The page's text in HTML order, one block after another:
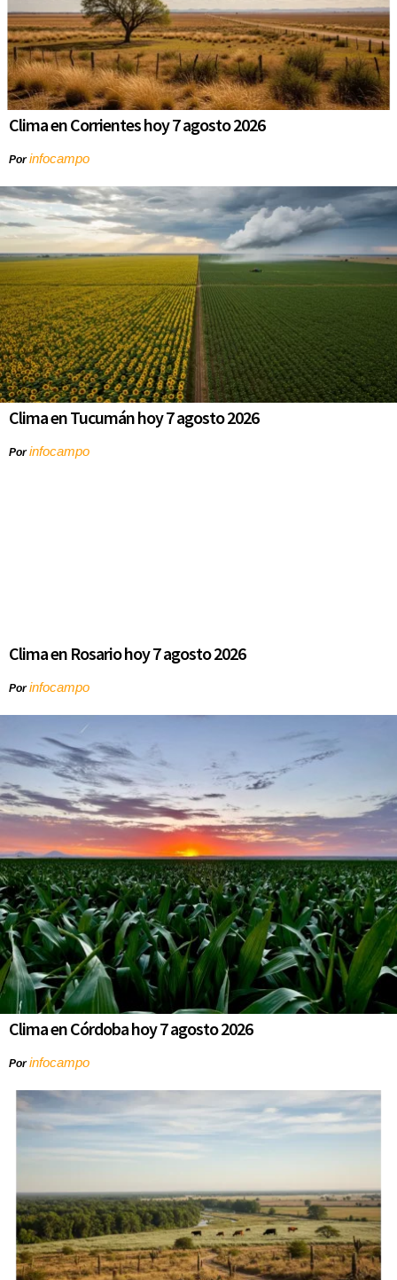
Clima en Corrientes hoy 7 agosto 2026
Porinfocampo
Clima en Tucumán hoy 7 agosto 2026
Porinfocampo
Clima en Rosario hoy 7 agosto 2026
Porinfocampo
Clima en Córdoba hoy 7 agosto 2026
Porinfocampo